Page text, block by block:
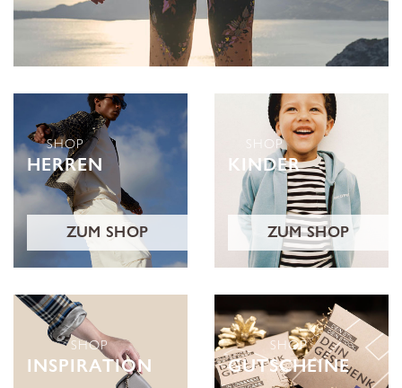
SHOP
HERREN
ZUM SHOP
SHOP
KINDER
ZUM SHOP
SHOP
INSPIRATION
SHOP
GUTSCHEINE